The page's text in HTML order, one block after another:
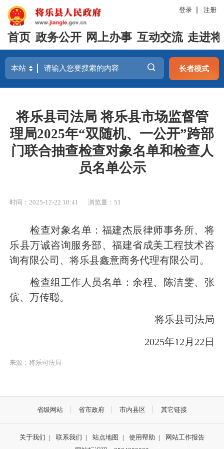
登录 注册
首页 政务公开 网上办事 互动交流 走进
长者模式
将乐县司法局 将乐县市场监督管
理局2025年“双随机、一公开”跨部
门联合抽查检查对象名单和检查人
员名单公示
时间：2025-12-22 10:41 浏览量：51
检查对象名单：福建杰辰律师事务所、将
乐县万诚咨询服务部、福建省成美工程技术咨
询有限公司、将乐县鑫意商务代理有限公司。
检查组工作人员名单：余程、陈洁雯、张
傧、万传聪。
将乐县司法局
2025年12月22日
来源：将乐司法局
省级网站 省市政府 市内县区 其它链接
关于我们 | 联系我们 | 站点地图 | 使用帮助 |
网站工作报告